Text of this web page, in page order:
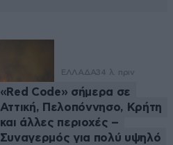
ΕΛΛΑΔΑ34 λ. πριν
«Red Code» σήμερα σε
Αττική, Πελοπόννησο, Κρήτη
και άλλες περιοχές –
Συναγερμός για πολύ υψηλό